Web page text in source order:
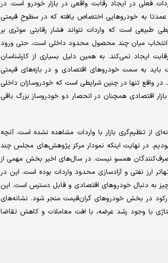
فعلی در ایجاد رقابت واقعی در بازار خودرو است. در
عمدتا به خودروهایی اختصاص یافته که در سطوح قیمتی
طبیعی است که واردات نتواند فشار رقابتی موثری بر
انتخاب میان چند محصول محدود داخلی است، حتی ورود
ایجاد نمی‌کند. به همین دلیل بسیاری از کارشناسان
باید به سمت خودروهای اقتصادی و در بازه‌های قیمتی
در واقع تنها در چنین شرایطی است که خودروسازان داخلی
اقتصادی همچنان در انحصار دو خودروساز بزرگ باقی
از تنظیم‌گری بازار با واردات مشاهده نشده است. آنچه
در نهایت اینکه نمودار مرکز پژوهش‌های مجلس چند
مصرف‌کنندگان همسو نیست. در سال‌های اخیر بخش مهمی از
ارز نفتی و آزادسازی محدود واردات بوده است. این در
به دنبال خودروهای اقتصادی و قابل دسترس است. این
رکود در بخش خودروهای گران‌قیمت منجر شود. نشانه‌های
با وجود رشد عرضه، با افت معاملات و کاهش تقاضا